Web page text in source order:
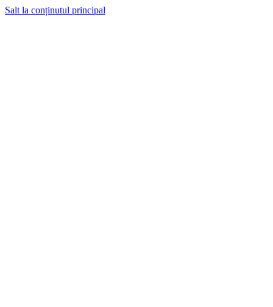
Salt la conținutul principal